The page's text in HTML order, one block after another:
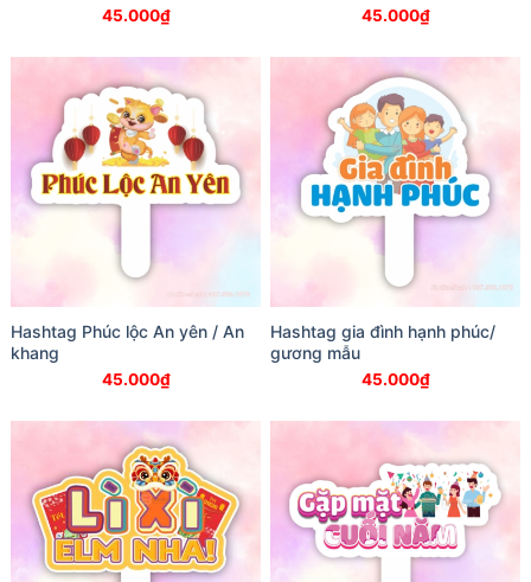
45.000₫ 45.000₫
Hashtag Phúc lộc An yên / An
khang
45.000₫
Hashtag gia đình hạnh phúc/
gương mẫu
45.000₫